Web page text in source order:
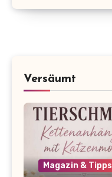
Versäumt
Magazin & Tipps